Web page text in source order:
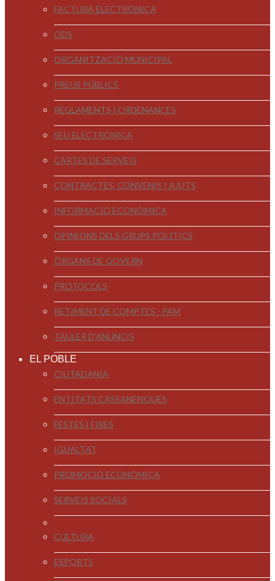
FACTURA ELECTRÒNICA
ODS
ORGANITZACIÓ MUNICIPAL
PREUS PÚBLICS
REGLAMENTS I ORDENANCES
SEU ELECTRÒNICA
CARTES DE SERVEIS
CONTRACTES, CONVENIS I AJUTS
INFORMACIÓ ECONÒMICA
OPINIONS DELS GRUPS POLÍTICS
ÒRGANS DE GOVERN
PROTOCOLS
RETIMENT DE COMPTES - PAM
TAULER D'ANUNCIS
EL POBLE
CIUTADANIA
ENTITATS CASSANENQUES
FESTES I FIRES
IGUALTAT
PROMOCIÓ ECONÒMICA
SERVEIS SOCIALS
CULTURA
ESPORTS